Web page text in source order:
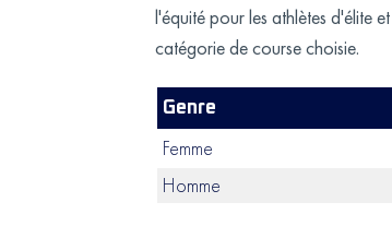
l'équité pour les athlètes d'élite
catégorie de course choisie.
Genre
Femme
Homme